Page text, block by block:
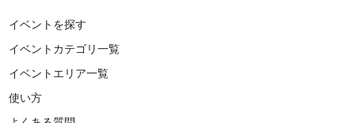
イベントを探す
イベントカテゴリ一覧
イベントエリア一覧
使い方